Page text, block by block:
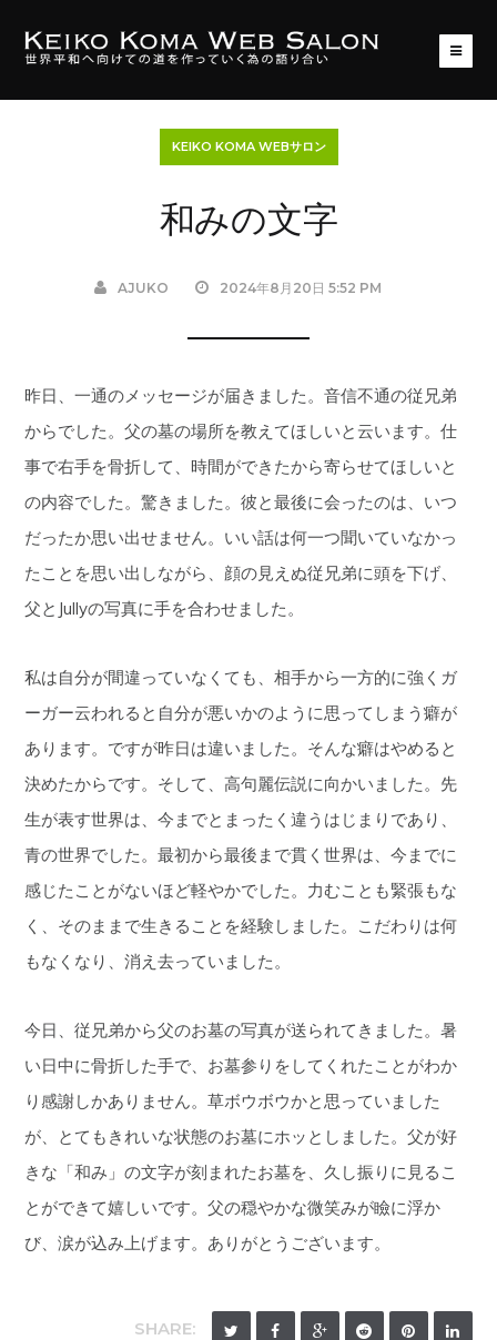
KEIKO KOMA WEBサロン
和みの文字
AJUKO 2024年8月20日 5:52 PM
昨日、一通のメッセージが届きました。音信不通の従兄弟
からでした。父の墓の場所を教えてほしいと云います。仕
事で右手を骨折して、時間ができたから寄らせてほしいと
の内容でした。驚きました。彼と最後に会ったのは、いつ
だったか思い出せません。いい話は何一つ聞いていなかっ
たことを思い出しながら、顔の見えぬ従兄弟に頭を下げ、
父とJullyの写真に手を合わせました。
私は自分が間違っていなくても、相手から一方的に強くガ
ーガー云われると自分が悪いかのように思ってしまう癖が
あります。ですが昨日は違いました。そんな癖はやめると
決めたからです。そして、高句麗伝説に向かいました。先
生が表す世界は、今までとまったく違うはじまりであり、
青の世界でした。最初から最後まで貫く世界は、今までに
感じたことがないほど軽やかでした。力むことも緊張もな
く、そのままで生きることを経験しました。こだわりは何
もなくなり、消え去っていました。
今日、従兄弟から父のお墓の写真が送られてきました。暑
い日中に骨折した手で、お墓参りをしてくれたことがわか
り感謝しかありません。草ボウボウかと思っていました
が、とてもきれいな状態のお墓にホッとしました。父が好
きな「和み」の文字が刻まれたお墓を、久し振りに見るこ
とができて嬉しいです。父の穏やかな微笑みが瞼に浮か
び、涙が込み上げます。ありがとうございます。
SHARE: